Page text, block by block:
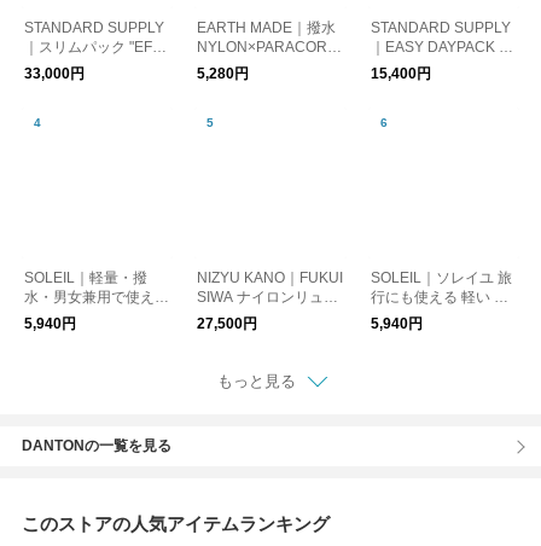
STANDARD SUPPLY
｜スリムパック "EFFE
CT" SLIM PACK スタ
ンダードサプライ プ
ュック ギフト
33,000円
EARTH MADE｜撥水
NYLON×PARACORD
KNAPSACK
5,280円
STANDARD SUPPLY
｜EASY DAYPACK イ
ージーデイパックリュ
ック バッグ ユニセッ
021011300
15,400円
SOLEIL｜軽量・撥
水・男女兼用で使える
ライトリーデイパック
リュック [ギフト]
5,940円
NIZYU KANO｜FUKUI
SIWA ナイロンリュッ
ク カタカナ別注
27,500円
SOLEIL｜ソレイユ 旅
行にも使える 軽い 撥
水 リュック トラベル
5,940円
もっと見る
DANTONの一覧を見る
このストアの人気アイテムランキング